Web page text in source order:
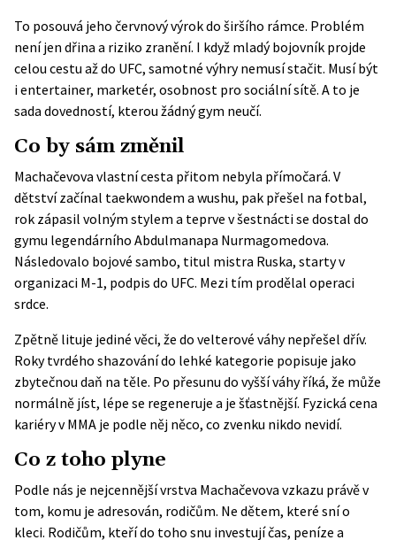
To posouvá jeho červnový výrok do širšího rámce. Problém
není jen dřina a riziko zranění. I když mladý bojovník projde
celou cestu až do UFC, samotné výhry nemusí stačit. Musí být
i entertainer, marketér, osobnost pro sociální sítě. A to je
sada dovedností, kterou žádný gym neučí.
Co by sám změnil
Machačevova vlastní cesta přitom nebyla přímočará. V
dětství začínal taekwondem a wushu, pak přešel na fotbal,
rok zápasil volným stylem a teprve v šestnácti se dostal do
gymu legendárního Abdulmanapa Nurmagomedova.
Následovalo bojové sambo, titul mistra Ruska, starty v
organizaci M-1, podpis do UFC. Mezi tím prodělal operaci
srdce.
Zpětně lituje jediné věci, že do velterové váhy nepřešel dřív.
Roky tvrdého shazování do lehké kategorie popisuje jako
zbytečnou daň na těle. Po přesunu do vyšší váhy říká, že může
normálně jíst, lépe se regeneruje a je šťastnější. Fyzická cena
kariéry v MMA je podle něj něco, co zvenku nikdo nevidí.
Co z toho plyne
Podle nás je nejcennější vrstva Machačevova vzkazu právě v
tom, komu je adresován, rodičům. Ne dětem, které sní o
kleci. Rodičům, kteří do toho snu investují čas, peníze a